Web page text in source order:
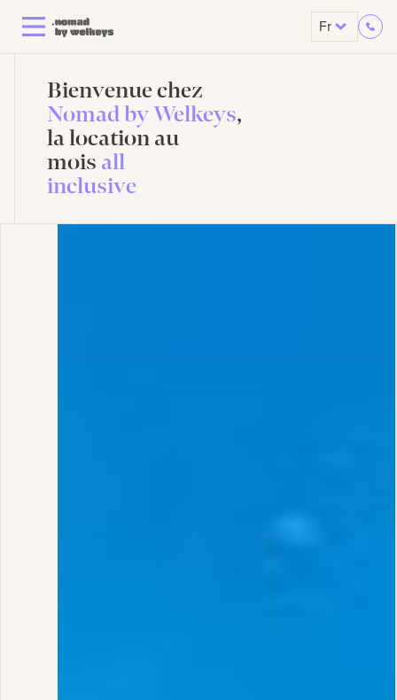
Fr
Bienvenue chez
Nomad by Welkeys,
la location au
mois all
inclusive